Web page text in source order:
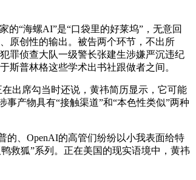
“海螺AI”是“口袋里的好莱坞”，无意回
原创性的输出。被告两个环节，不出所
罪侦查大队一级警长张建生涉嫌严沉违纪
斯普林格这些学术出书社跟做者之间。
出席勾当时还说，黄祎简历显示，它可能
产物具有“接触渠道”和“本色性类似”两种
、OpenAI的高管们纷纷以小我表面给特
救狐”系列。正在美国的现实语境中，黄祎